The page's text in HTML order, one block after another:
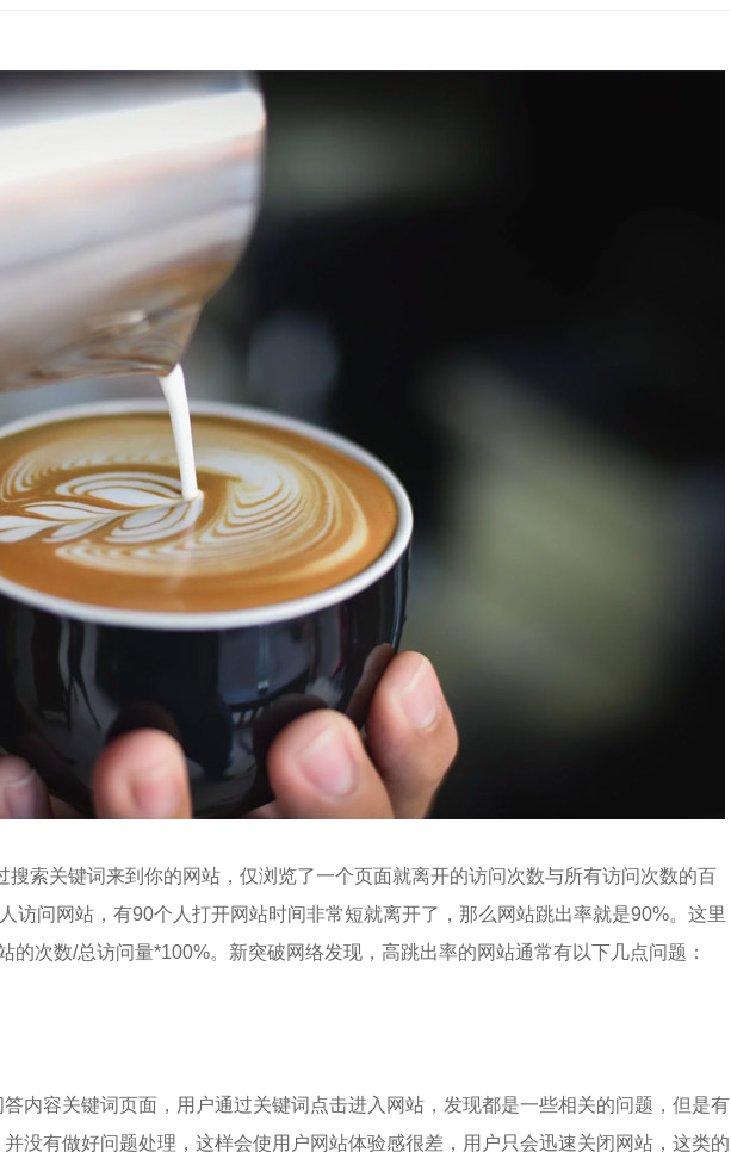
索关键词来到你的网站，仅浏览了一个页面就离开的访问次数与所有访问次数的百
访问网站，有90个人打开网站时间非常短就离开了，那么网站跳出率就是90%。这里
次数/总访问量*100%。新突破网络发现，高跳出率的网站通常有以下几点问题：
内容关键词页面，用户通过关键词点击进入网站，发现都是一些相关的问题，但是有
没有做好问题处理，这样会使用户网站体验感很差，用户只会迅速关闭网站，这类的